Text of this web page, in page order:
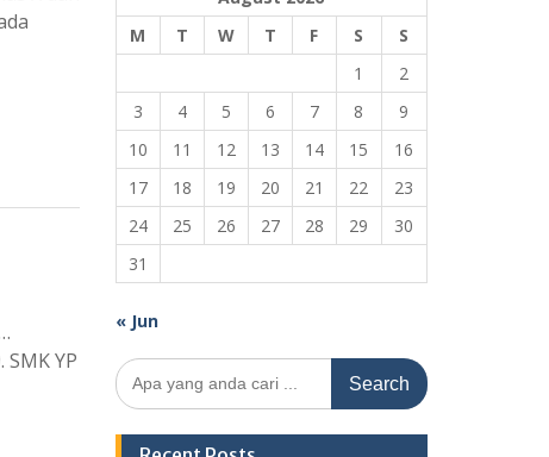
YP
M
T W T F S
S
1
2
3
4 5 6 7 8
9
10
11 12 13 14 15
16
17
18 19 20 21 22
23
24
25 26 27 28 29
30
31
Search
for:
Recent Posts